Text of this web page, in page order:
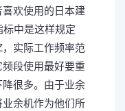
欢使用的日本建
中是这样规定
实际工作频率范
段使用最好要重
很多。由于业余
余机作为他们所